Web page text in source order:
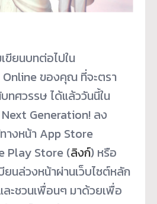
ขียนบทต่อไปใน
Online ของคุณ ที่จะตรา
ทศวรรษ ได้แล้ววันนี้ใน
Generation! ลง
างหน้า App Store
Play Store (ลิงก์) หรือ
นล่วงหน้าผ่านเว็บไซต์หลัก
ละชวนเพื่อนๆ มาด้วยเพื่อ